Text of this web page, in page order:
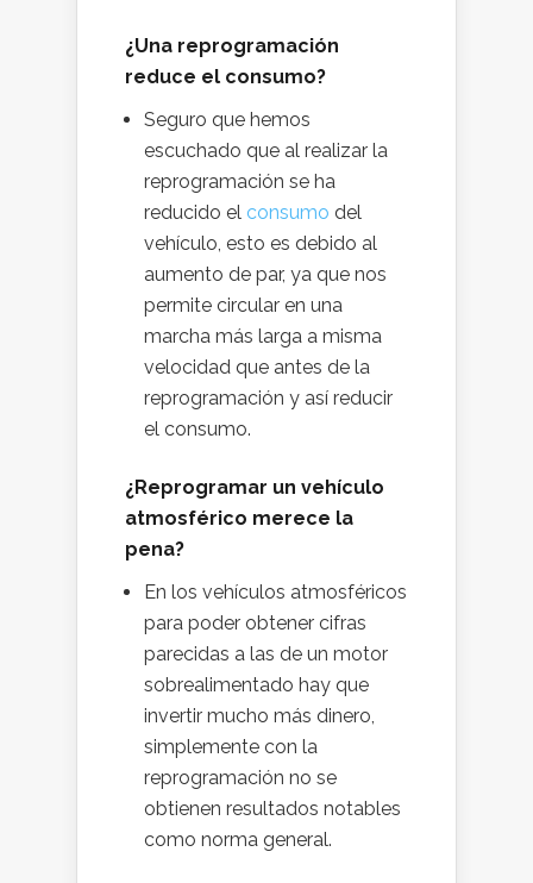
¿Una reprogramación
reduce el consumo?
Seguro que hemos
escuchado que al realizar la
reprogramación se ha
reducido el consumo del
vehículo, esto es debido al
aumento de par, ya que nos
permite circular en una
marcha más larga a misma
velocidad que antes de la
reprogramación y así reducir
el consumo.
¿Reprogramar un vehículo
atmosférico merece la
pena?
En los vehículos atmosféricos
para poder obtener cifras
parecidas a las de un motor
sobrealimentado hay que
invertir mucho más dinero,
simplemente con la
reprogramación no se
obtienen resultados notables
como norma general.